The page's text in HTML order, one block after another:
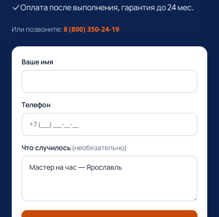
Оплата после выполнения, гарантия до 24 мес.
Или позвоните: 8 (800) 350-24-19
Ваше имя
Телефон
Что случилось(необязательно)